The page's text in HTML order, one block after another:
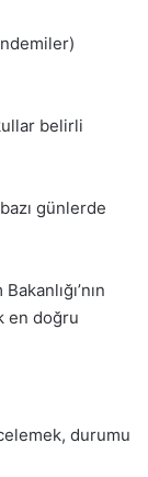
belirli
günlerde
en doğru
durumu